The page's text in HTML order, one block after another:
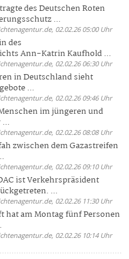
des Deutschen Roten
...
02.02.26 05:00 Uhr
des
Ann-Katrin Kaufhold ...
02.02.26 06:30 Uhr
in Deutschland sieht
...
02.02.26 09:46 Uhr
im jüngeren und
02.02.26 08:08 Uhr
zwischen dem Gazastreifen
02.02.26 09:10 Uhr
ist Verkehrspräsident
...
02.02.26 11:30 Uhr
hat am Montag fünf Personen
02.02.26 10:14 Uhr